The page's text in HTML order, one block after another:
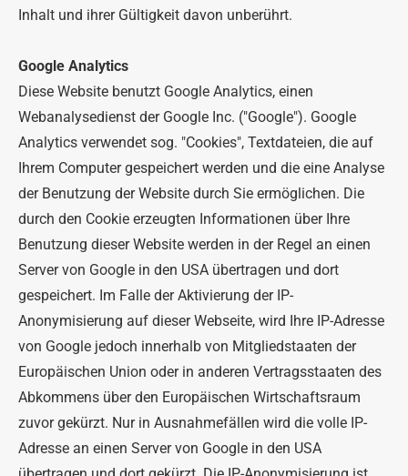
Inhalt und ihrer Gültigkeit davon unberührt.
Google Analytics
Diese Website benutzt Google Analytics, einen
Webanalysedienst der Google Inc. ("Google"). Google
Analytics verwendet sog. "Cookies", Textdateien, die auf
Ihrem Computer gespeichert werden und die eine Analyse
der Benutzung der Website durch Sie ermöglichen. Die
durch den Cookie erzeugten Informationen über Ihre
Benutzung dieser Website werden in der Regel an einen
Server von Google in den USA übertragen und dort
gespeichert. Im Falle der Aktivierung der IP-
Anonymisierung auf dieser Webseite, wird Ihre IP-Adresse
von Google jedoch innerhalb von Mitgliedstaaten der
Europäischen Union oder in anderen Vertragsstaaten des
Abkommens über den Europäischen Wirtschaftsraum
zuvor gekürzt. Nur in Ausnahmefällen wird die volle IP-
Adresse an einen Server von Google in den USA